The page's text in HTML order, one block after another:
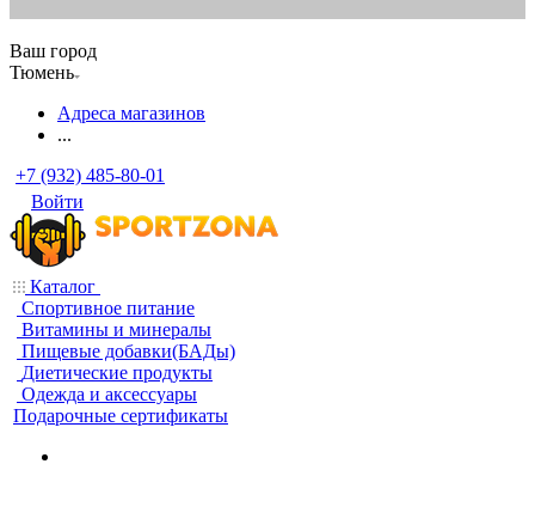
Ваш город
Тюмень
Адреса магазинов
...
+7 (932) 485-80-01
Войти
Каталог
Спортивное питание
Витамины и минералы
Пищевые добавки(БАДы)
Диетические продукты
Одежда и аксессуары
Подарочные сертификаты